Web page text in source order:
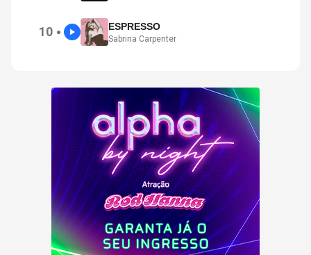
10 ● ESPRESSO
Sabrina Carpenter